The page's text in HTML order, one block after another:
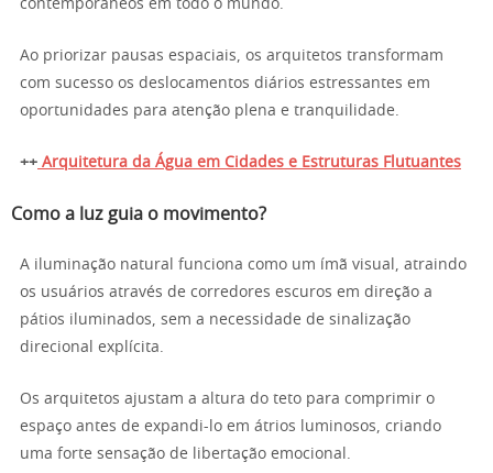
contemporâneos em todo o mundo.
Ao priorizar pausas espaciais, os arquitetos transformam
com sucesso os deslocamentos diários estressantes em
oportunidades para atenção plena e tranquilidade.
++ Arquitetura da Água em Cidades e Estruturas Flutuantes
Como a luz guia o movimento?
A iluminação natural funciona como um ímã visual, atraindo
os usuários através de corredores escuros em direção a
pátios iluminados, sem a necessidade de sinalização
direcional explícita.
Os arquitetos ajustam a altura do teto para comprimir o
espaço antes de expandi-lo em átrios luminosos, criando
uma forte sensação de libertação emocional.